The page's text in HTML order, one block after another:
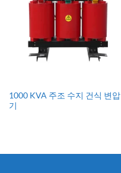
1000 KVA 주조 수지 건식 변압
기